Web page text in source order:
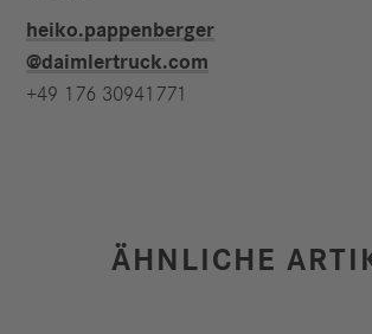
heiko.pappenberger​
@daimlertruck.com
+49 176 30941771
ÄHNLICHE